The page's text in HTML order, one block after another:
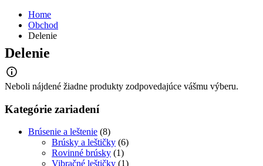
Home
Obchod
Delenie
Delenie
Neboli nájdené žiadne produkty zodpovedajúce vášmu výberu.
Kategórie zariadení
Brúsenie a leštenie (8)
Brúsky a leštičky (6)
Rovinné brúsky (1)
Vibračné leštičky (1)